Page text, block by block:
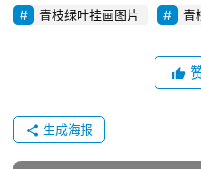
青枝绿叶挂画图片 青
生成海报